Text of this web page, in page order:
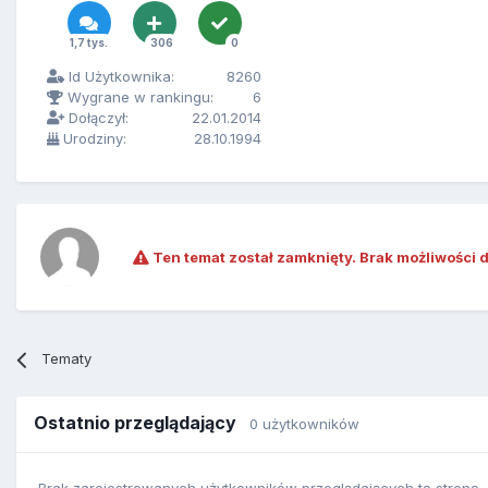
1,7 tys. 306 0
Id Użytkownika:
8260
Wygrane w rankingu:
6
Dołączył:
22.01.2014
Urodziny:
28.10.1994
Ten temat został zamknięty. Brak możliwości
Tematy
Ostatnio przeglądający 0 użytkowników